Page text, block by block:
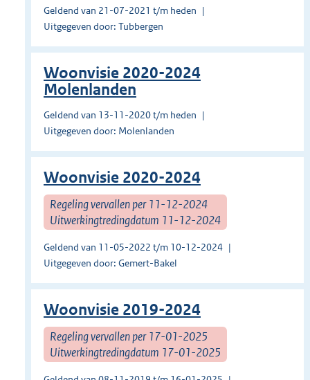
Geldend van 21-07-2021 t/m heden
Uitgegeven door: Tubbergen
Woonvisie 2020-2024
Molenlanden
Geldend van 13-11-2020 t/m heden
Uitgegeven door: Molenlanden
Woonvisie 2020-2024
Regeling vervallen per 11-12-2024
Uitwerkingtredingdatum 11-12-2024
Geldend van 11-05-2022 t/m 10-12-2024
Uitgegeven door: Gemert-Bakel
Woonvisie 2019-2024
Regeling vervallen per 17-01-2025
Uitwerkingtredingdatum 17-01-2025